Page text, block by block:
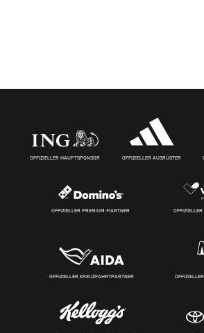
OFFIZIELLER HAUPTSPONSOR OFFIZIELLER AUSRÜSTER
OFFIZIELLER PREMIUM-PARTNER OFFIZIELLER
OFFIZIELLER KREUZFAHRTPARTNER